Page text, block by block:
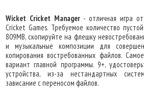
Wicket Cricket Manager- отличная игра от
Cricket Games. Требуемое количество
809MB, скопируйте на флешку
и музыкальные композиции для
копирования востребованных файлов.
вариант главной программы. 9+,
устройства, из-за нестандартных
зависание с переносом файлов.